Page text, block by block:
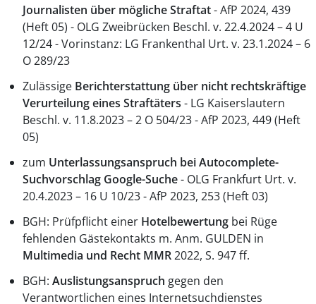
Journalisten über mögliche Straftat- AfP 2024, 439
(Heft 05) - OLG Zweibrücken Beschl. v. 22.4.2024 – 4 U
12/24 - Vorinstanz: LG Frankenthal Urt. v. 23.1.2024 – 6
O 289/23
Zulässige Berichterstattung über nicht rechtskräftige
Verurteilung eines Straftäters - LG Kaiserslautern
Beschl. v. 11.8.2023 – 2 O 504/23 - AfP 2023, 449 (Heft
05)
zum Unterlassungsanspruch bei Autocomplete-
Suchvorschlag Google-Suche- OLG Frankfurt Urt. v.
20.4.2023 – 16 U 10/23 - AfP 2023, 253 (Heft 03)
BGH: Prüfpflicht einer Hotelbewertung bei Rüge
fehlenden Gästekontakts m. Anm. GULDEN in
Multimedia und Recht MMR2022, S. 947 ff.
BGH: Auslistungsanspruch gegen den
Verantwortlichen eines Internetsuchdienstes